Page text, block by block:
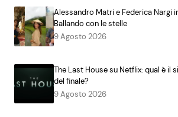
Alessandro Matri e Federica Nargi
Ballando con le stelle
9 Agosto 2026
The Last House su Netflix: qual è il
del finale?
9 Agosto 2026